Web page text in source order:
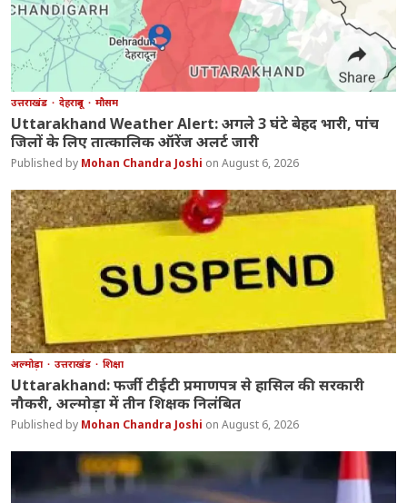
उत्तराखंड देहरादून मौसम
Uttarakhand Weather Alert: अगले 3 घंटे बेहद भारी, पांच
जिलों के लिए तात्कालिक ऑरेंज अलर्ट जारी
Mohan Chandra Joshi August 6, 2026
अल्मोड़ा उत्तराखंड शिक्षा
Uttarakhand: फर्जी टीईटी प्रमाणपत्र से हासिल की सरकारी
नौकरी, अल्मोड़ा में तीन शिक्षक निलंबित
Mohan Chandra Joshi August 6, 2026